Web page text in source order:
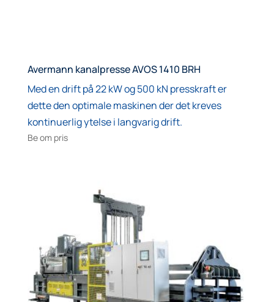
Avermann kanalpresse AVOS 1410 BRH
Med en drift på 22 kW og 500 kN presskraft er
dette den optimale maskinen der det kreves
kontinuerlig ytelse i langvarig drift.
Be om pris